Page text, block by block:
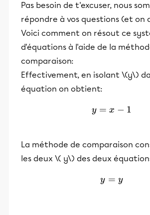
Pas besoin de t'excuser, nous
répondre à vos questions (et on
Voici comment on résout ce
d'équations à l'aide de la
comparaison:
Effectivement, en isolant \(y\)
équation on obtient:
y = x-1
y = x − 1
La méthode de comparaison
les deux \( y\) des deux
y=y
y = y